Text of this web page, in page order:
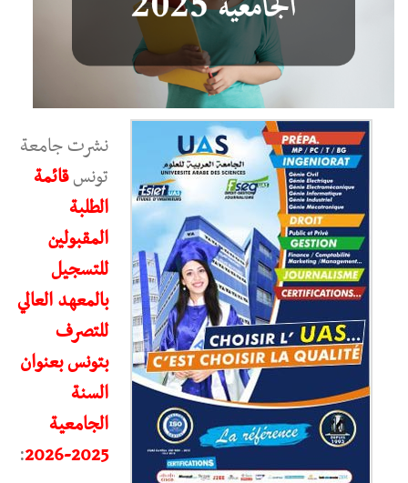
نشرت جامعة
تونسقائمة
الطلبة
المقبولين
للتسجيل
بالمعهد العالي
للتصرف
بتونس بعنوان
السنة
الجامعية
2025-2026
: